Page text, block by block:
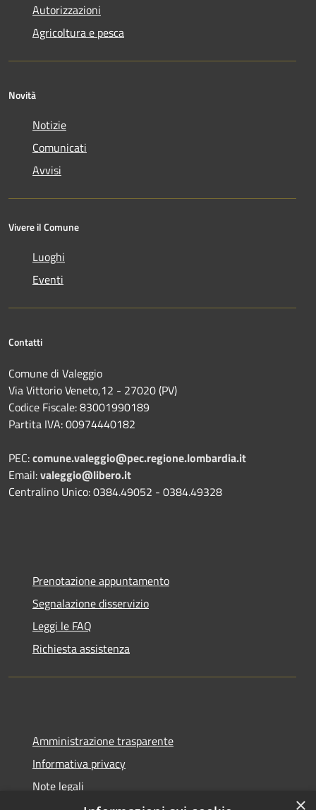
Autorizzazioni
Agricoltura e pesca
Novità
Notizie
Comunicati
Avvisi
Vivere il Comune
Luoghi
Eventi
Contatti
Comune di Valeggio
Via Vittorio Veneto,12 - 27020 (PV)
Codice Fiscale: 83001990189
Partita IVA: 00974440182
PEC:comune.valeggio@pec.regione.lombardia.it
Email:valeggio@libero.it
Centralino Unico: 0384.49052 - 0384.49328
Prenotazione appuntamento
Segnalazione disservizio
Leggi le FAQ
Richiesta assistenza
Amministrazione trasparente
Informativa privacy
Note legali
×